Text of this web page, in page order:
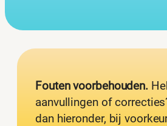
Fouten voorbehouden.
aanvullingen of
dan hieronder, bij